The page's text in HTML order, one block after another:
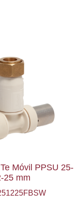
Móvil PPSU 25-
25 mm